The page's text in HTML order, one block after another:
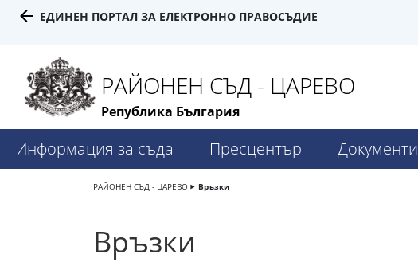
ЕДИНЕН ПОРТАЛ ЗА ЕЛЕКТРОННО ПРАВОСЪДИЕ
РАЙОНЕН СЪД - ЦАРЕВО
Република България
Информация за съда Пресцентър Документи
РАЙОНЕН СЪД - ЦАРЕВО Връзки
Връзки